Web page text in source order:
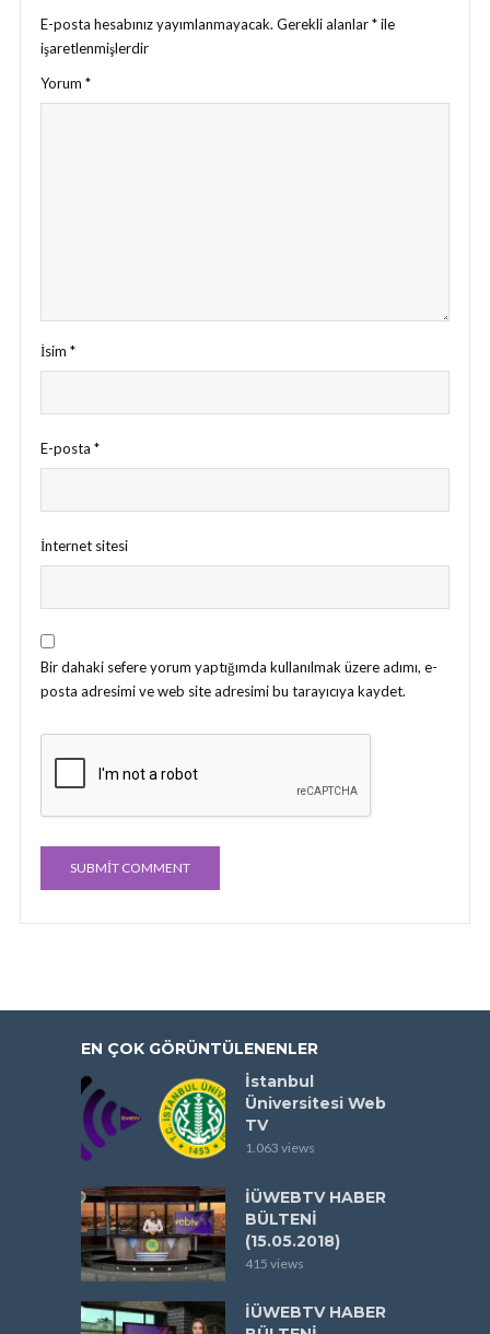
E-posta hesabınız yayımlanmayacak. Gerekli alanlar*ile
işaretlenmişlerdir
Yorum *
İsim *
E-posta *
İnternet sitesi
Bir dahaki sefere yorum yaptığımda kullanılmak üzere adımı, e-
posta adresimi ve web site adresimi bu tarayıcıya kaydet.
EN ÇOK GÖRÜNTÜLENENLER
İstanbul
Üniversitesi Web
TV
1.063 views
İÜWEBTV HABER
BÜLTENİ
(15.05.2018)
415 views
İÜWEBTV HABER